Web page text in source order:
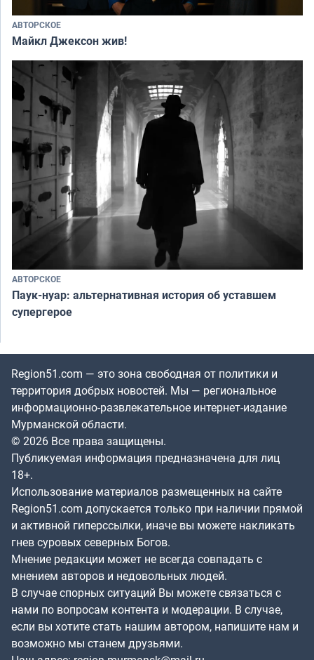
АВТОРСКОЕ
Майкл Джексон жив!
АВТОРСКОЕ
Паук-нуар: альтернативная история об уставшем
супергерое
Region51.com — это зона свободная от политики и
территория добрых новостей. Мы — региональное
информационно-развлекательное интернет-издание
Мурманской области.
© 2026 Все права защищены.
Публикуемая информация предназначена для лиц
18+.
Использование материалов размещенных на сайте
Region51.com допускается только при наличии прямой
и активной гиперссылки, иначе вы можете накликать
гнев суровых северных Богов.
Мнение редакции может не всегда совпадать с
мнением авторов и недовольных людей.
В случае спорных ситуаций Вы можете связаться с
нами по вопросам контента и модерации. В случае,
если вы хотите стать нашим автором, напишите нам и
возможно мы станем друзьями.